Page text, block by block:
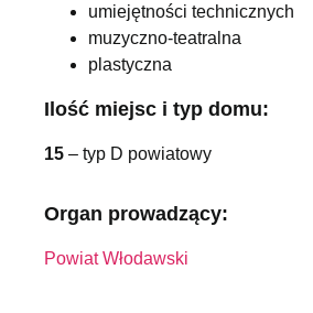
umiejętności technicznych
muzyczno-teatralna
plastyczna
Ilość miejsc i typ domu:
15 – typ D powiatowy
Organ prowadzący:
Powiat Włodawski